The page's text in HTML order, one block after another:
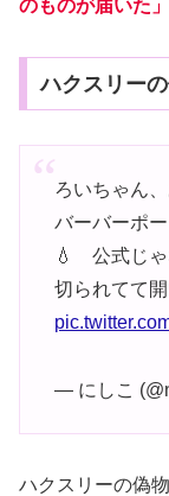
のものが届いた」
ハクスリー
ろいちゃん
バーバーポ
💧 公式じ
切られてて
— にしこ
ハクスリーの偽